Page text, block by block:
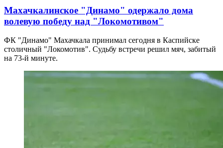
Махачкалинское "Динамо" одержало дома
волевую победу над "Локомотивом"
ФК "Динамо" Махачкала принимал сегодня в Каспийске
столичный "Локомотив". Судьбу встречи решил мяч, забитый
на 73-й минуте.